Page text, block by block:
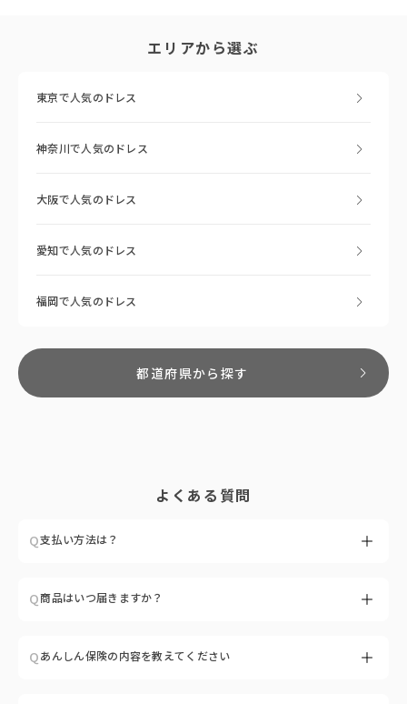
エリアから選ぶ
東京で人気のドレス
神奈川で人気のドレス
大阪で人気のドレス
愛知で人気のドレス
福岡で人気のドレス
都道府県から探す
よくある質問
Q支払い方法は？
用いただけます。お支払い回数は１回のみ対応しております。
Q商品はいつ届きますか？
※天候や交通事情により、ご指定の配達希望時間に沿えない場合が
Qあんしん保険の内容を教えてください